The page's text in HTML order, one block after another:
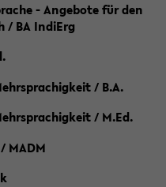
- Angebote für den
/ BA IndiErg
/ B.A.
/ M.Ed.
MADM